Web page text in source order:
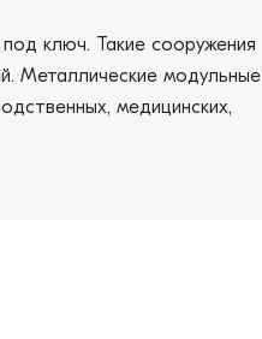
ключ. Такие сооружения
Металлические модульные
медицинских,